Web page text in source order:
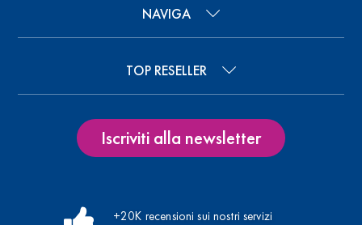
NAVIGA
TOP RESELLER
Iscriviti alla newsletter
+20K recensioni sui nostri servizi